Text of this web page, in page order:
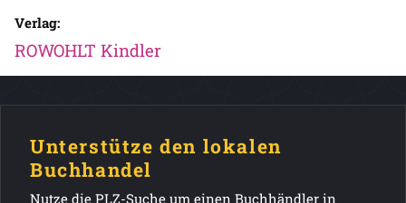
Verlag:
ROWOHLT Kindler
Unterstütze den lokalen
Buchhandel
Nutze die PLZ-Suche um einen Buchhändler in